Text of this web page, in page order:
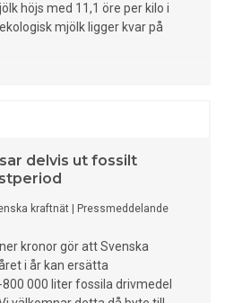
höjs med 11,1 öre per kilo i
mjölk ligger kvar på
delvis ut fossilt
kraftnät Pressmeddelande
kronor gör att Svenska
i år kan ersätta
000 liter fossila drivmedel